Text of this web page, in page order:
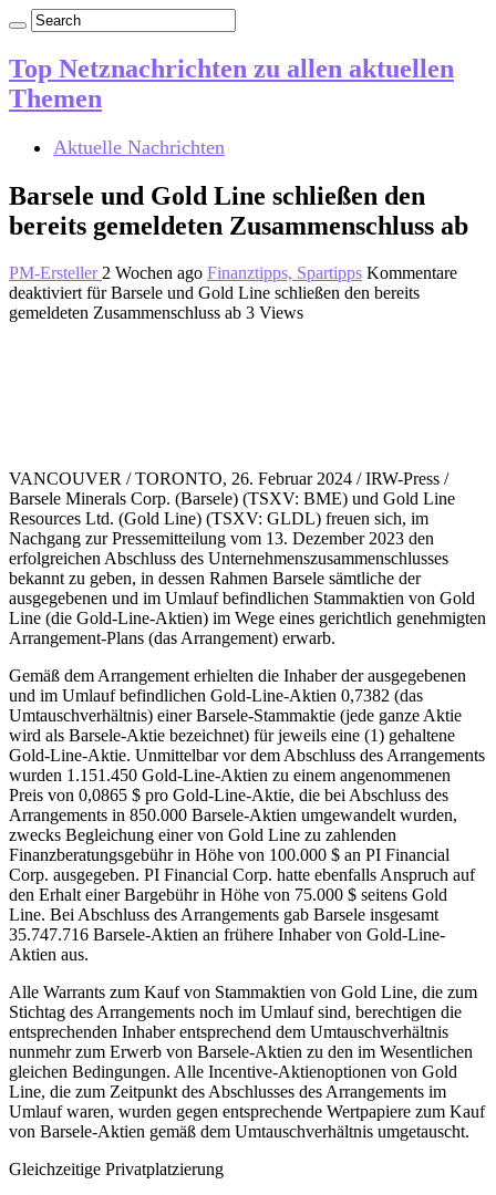
Top Netznachrichten zu allen aktuellen
Themen
Aktuelle Nachrichten
Barsele und Gold Line schließen den
bereits gemeldeten Zusammenschluss ab
PM-Ersteller 2 Wochen ago Finanztipps, Spartipps Kommentare
deaktiviert für Barsele und Gold Line schließen den bereits
gemeldeten Zusammenschluss ab 3 Views
VANCOUVER / TORONTO, 26. Februar 2024 / IRW-Press /
Barsele Minerals Corp. (Barsele) (TSXV: BME) und Gold Line
Resources Ltd. (Gold Line) (TSXV: GLDL) freuen sich, im
Nachgang zur Pressemitteilung vom 13. Dezember 2023 den
erfolgreichen Abschluss des Unternehmenszusammenschlusses
bekannt zu geben, in dessen Rahmen Barsele sämtliche der
ausgegebenen und im Umlauf befindlichen Stammaktien von Gold
Line (die Gold-Line-Aktien) im Wege eines gerichtlich genehmigten
Arrangement-Plans (das Arrangement) erwarb.
Gemäß dem Arrangement erhielten die Inhaber der ausgegebenen
und im Umlauf befindlichen Gold-Line-Aktien 0,7382 (das
Umtauschverhältnis) einer Barsele-Stammaktie (jede ganze Aktie
wird als Barsele-Aktie bezeichnet) für jeweils eine (1) gehaltene
Gold-Line-Aktie. Unmittelbar vor dem Abschluss des Arrangements
wurden 1.151.450 Gold-Line-Aktien zu einem angenommenen
Preis von 0,0865 $ pro Gold-Line-Aktie, die bei Abschluss des
Arrangements in 850.000 Barsele-Aktien umgewandelt wurden,
zwecks Begleichung einer von Gold Line zu zahlenden
Finanzberatungsgebühr in Höhe von 100.000 $ an PI Financial
Corp. ausgegeben. PI Financial Corp. hatte ebenfalls Anspruch auf
den Erhalt einer Bargebühr in Höhe von 75.000 $ seitens Gold
Line. Bei Abschluss des Arrangements gab Barsele insgesamt
35.747.716 Barsele-Aktien an frühere Inhaber von Gold-Line-
Aktien aus.
Alle Warrants zum Kauf von Stammaktien von Gold Line, die zum
Stichtag des Arrangements noch im Umlauf sind, berechtigen die
entsprechenden Inhaber entsprechend dem Umtauschverhältnis
nunmehr zum Erwerb von Barsele-Aktien zu den im Wesentlichen
gleichen Bedingungen. Alle Incentive-Aktienoptionen von Gold
Line, die zum Zeitpunkt des Abschlusses des Arrangements im
Umlauf waren, wurden gegen entsprechende Wertpapiere zum Kauf
von Barsele-Aktien gemäß dem Umtauschverhältnis umgetauscht.
Gleichzeitige Privatplatzierung